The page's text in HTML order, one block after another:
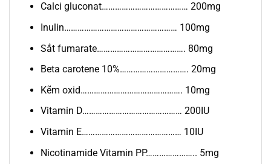
Calci gluconat………………………………… 200mg
Inulin…………………………………………… 100mg
Sắt fumarate…………………………………. 80mg
Beta carotene 10%…………………………. 20mg
Kẽm oxid………………………………………. 10mg
Vitamin D……………………………………… 200IU
Vitamin E……………………………………… 10IU
Nicotinamide Vitamin PP………………….. 5mg